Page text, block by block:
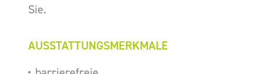
Sie.
AUSSTATTUNGSMERKMALE